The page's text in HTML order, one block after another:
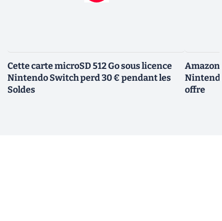
Cette carte microSD 512 Go sous licence
Nintendo Switch perd 30 € pendant les
Soldes
offre